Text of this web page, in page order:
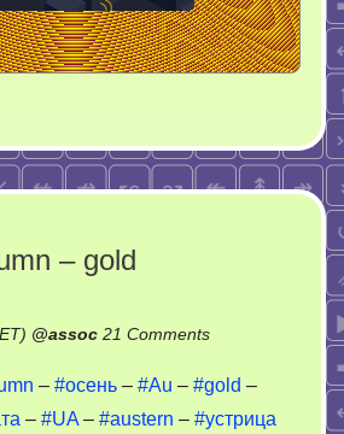
– gold
@assoc 21 Commentson
–
autumn
– #осень – #Au – #gold –
– #UA – #austern – #устрица